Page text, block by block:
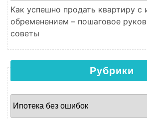
Как успешно продать квартиру с
обременением – пошаговое
советы
Рубрики
Рубрики